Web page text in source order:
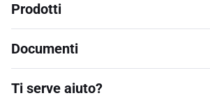
Prodotti
Documenti
Ti serve aiuto?